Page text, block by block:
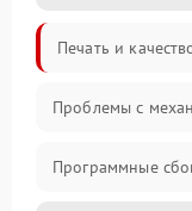
Печать и
Проблемы с
Программные